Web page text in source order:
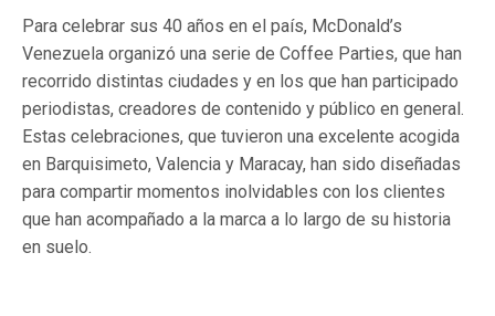
Para celebrar sus 40 años en el país, McDonald’s
Venezuela organizó una serie de Coffee Parties, que han
recorrido distintas ciudades y en los que han participado
periodistas, creadores de contenido y público en general.
Estas celebraciones, que tuvieron una excelente acogida
en Barquisimeto, Valencia y Maracay, han sido diseñadas
para compartir momentos inolvidables con los clientes
que han acompañado a la marca a lo largo de su historia
en suelo.